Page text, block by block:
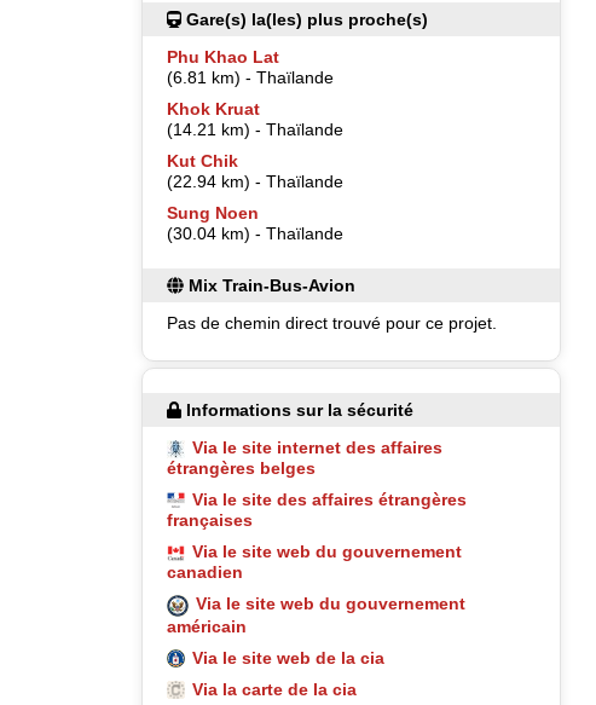
Gare(s) la(les) plus proche(s)
Phu Khao Lat
(6.81 km) - Thaïlande
Khok Kruat
(14.21 km) - Thaïlande
Kut Chik
(22.94 km) - Thaïlande
Sung Noen
(30.04 km) - Thaïlande
Mix Train-Bus-Avion
Pas de chemin direct trouvé pour ce projet.
Informations sur la sécurité
Via le site internet des affaires
étrangères belges
Via le site des affaires étrangères
françaises
Via le site web du gouvernement
canadien
Via le site web du gouvernement
américain
Via le site web de la cia
Via la carte de la cia